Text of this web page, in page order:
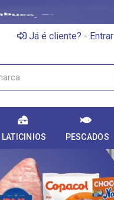
Já é cliente? - Entrar
LATICINIOS PESCADOS